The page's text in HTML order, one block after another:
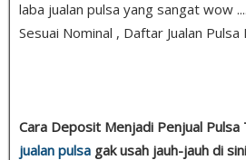
laba jualan pulsa yang sangat wow
Sesuai Nominal , Daftar Jualan Pulsa
Cara Deposit Menjadi Penjual
jualan pulsa gak usah jauh-jauh di